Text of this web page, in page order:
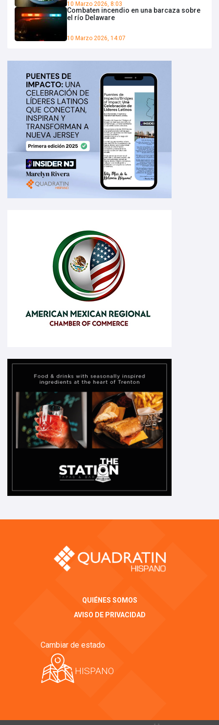
10 Marzo 2026, 8:03
Combaten incendio en una barcaza sobre
el río Delaware
10 Marzo 2026, 14:07
QUIÉNES SOMOS
AVISO DE PRIVACIDAD
Cambiar de estado
HISPANO